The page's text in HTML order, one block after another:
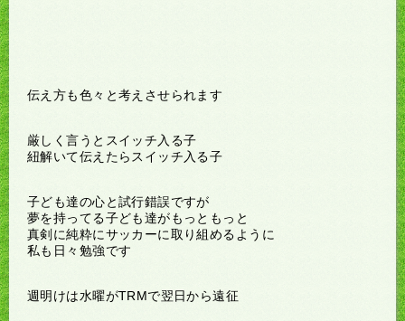
伝え方も色々と考えさせられます
厳しく言うとスイッチ入る子
紐解いて伝えたらスイッチ入る子
子ども達の心と試行錯誤ですが
夢を持ってる子ども達がもっともっと
真剣に純粋にサッカーに取り組めるように
私も日々勉強です
週明けは水曜がTRMで翌日から遠征